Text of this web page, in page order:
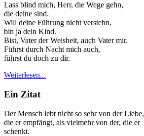
Lass blind mich, Herr, die Wege gehn,
die deine sind.
Will deine Führung nicht verstehn,
bin ja dein Kind.
Bist, Vater der Weisheit, auch Vater mir.
Führst durch Nacht mich auch,
führst du doch zu dir.
Weiterlesen...
Ein Zitat
Der Mensch lebt nicht so sehr von der Liebe,
die er empfängt, als vielmehr von der, die er
schenkt.